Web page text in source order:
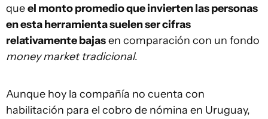
queel monto promedio que invierten las personas
en esta herramienta suelen ser cifras
relativamente bajasen comparación con un fondo
money market tradicional.
Aunque hoy la compañía no cuenta con
habilitación para el cobro de nómina en Uruguay,